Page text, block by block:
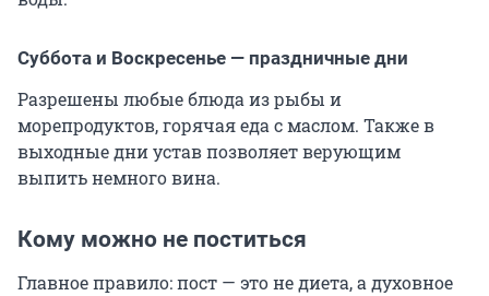
Суббота и Воскресенье — праздничные дни
Разрешены любые блюда из рыбы и
морепродуктов, горячая еда с маслом. Также в
выходные дни устав позволяет верующим
выпить немного вина.
Кому можно не поститься
Главное правило: пост — это не диета, а духовное